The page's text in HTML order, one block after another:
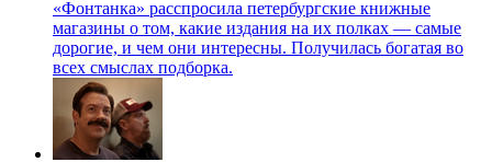
«Фонтанка» расспросила петербургские книжные
магазины о том, какие издания на их полках — самые
дорогие, и чем они интересны. Получилась богатая во
всех смыслах подборка.